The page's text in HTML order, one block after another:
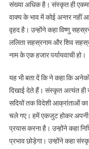
संख्या अधिक है। संस्कृत ही
वाक्य के भाव में कोई अन्तर नहीं
वृहद है। उन्होंने कहा विष्णु
ललिता सहस्रनाम और शिव
नाम के एक हजार पर्यायवाची हो।
यह भी बता दें कि ने कहा कि
दिखाई देते हैं। संस्कृत अत्यंत ही
सदियों तक विदेशी आक्रांताओं
चले गए। हमें एकजुट होकर अपनी
प्रयास करना है। उन्होंने कहा
प्रभाव छोड़ेगा। उन्होंने कहा